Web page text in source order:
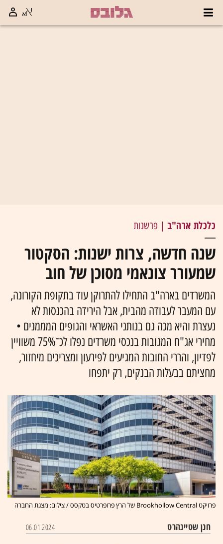
כלכלת ארה"ב | פרשנות
שנה חדשה, צרות ישנות: הסקטור
שמעורר צונאמי מסוכן של חוב
המשרדים בארה"ב התחילו להתרוקן עוד בתקופת הקורונה,
עם המעבר לעבודה מהבית, אבל הירידה בהכנסות לא
נעצרת והיא מכה גם בנותני האשראי והגופים המממנים •
מחירי אג"ח המגובות בנכסי משרדים נפלו לכ־75% משוויין
לפדיון, והררי החובות המגיעים לפירעון ומצריכים מיחזור,
מחציתם בבעלות הבנקים, רק יתפחו
פרויקט Brookhollow Central של הרץ פרופרטיס בטקסס / צילום: מצגת החברה
חנן שטיינהרט 06.01.2024